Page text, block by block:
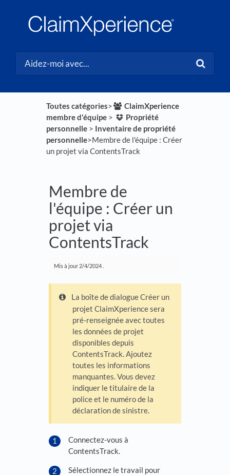
Toutes catégories​>​
​ClaimXperience
membre d'équipe​ > ​
​Propriété
personnelle​ > ​ ​Inventaire de propriété
personnelle​>​ Membre de l'équipe : Créer
un projet via ContentsTrack
Membre de
l'équipe : Créer un
projet via
ContentsTrack
Mis à jour 2/4/2024
La boîte de dialogue Créer un
projet ClaimXperience sera
pré-renseignée avec toutes
les données de projet
disponibles depuis
ContentsTrack. Ajoutez
toutes les informations
manquantes. Vous devez
indiquer le titulaire de la
police et le numéro de la
déclaration de sinistre.
Connectez-vous à
ContentsTrack.
Sélectionnez le travail pour